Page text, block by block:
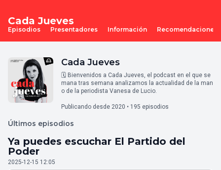
Cada Jueves
Episodios Presentadores Información Recomendaciones
Cada Jueves
🗓 Bienvenidos a Cada Jueves, el podcast en el que se
mana tras semana analizamos la actualidad de la man
o de la periodista Vanesa de Lucio.
Publicando desde 2020 • 195 episodios
Últimos episodios
Ya puedes escuchar El Partido del
Poder
2025-12-15 12:05